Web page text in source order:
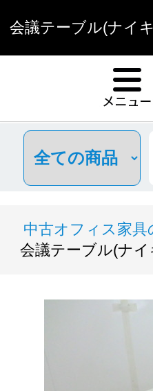
会議テーブル(ナイ
中古オフィス家具
会議テーブル(ナ